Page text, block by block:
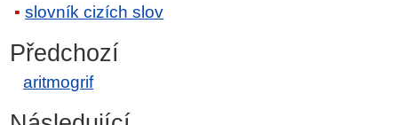
slovník cizích slov
Předchozí
aritmogrif